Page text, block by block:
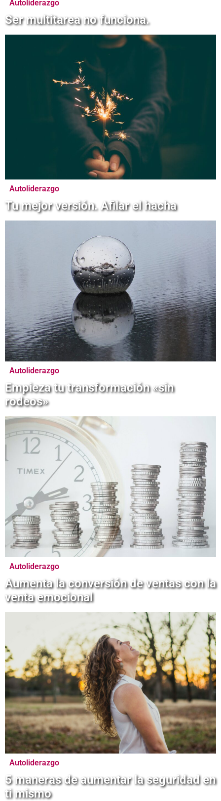
Autoliderazgo
Ser multitarea no funciona.
Autoliderazgo
Tu mejor versión. Afilar el hacha
Autoliderazgo
Empieza tu transformación «sin
rodeos»
Autoliderazgo
Aumenta la conversión de ventas con la
venta emocional
Autoliderazgo
5 maneras de aumentar la seguridad en
ti mismo